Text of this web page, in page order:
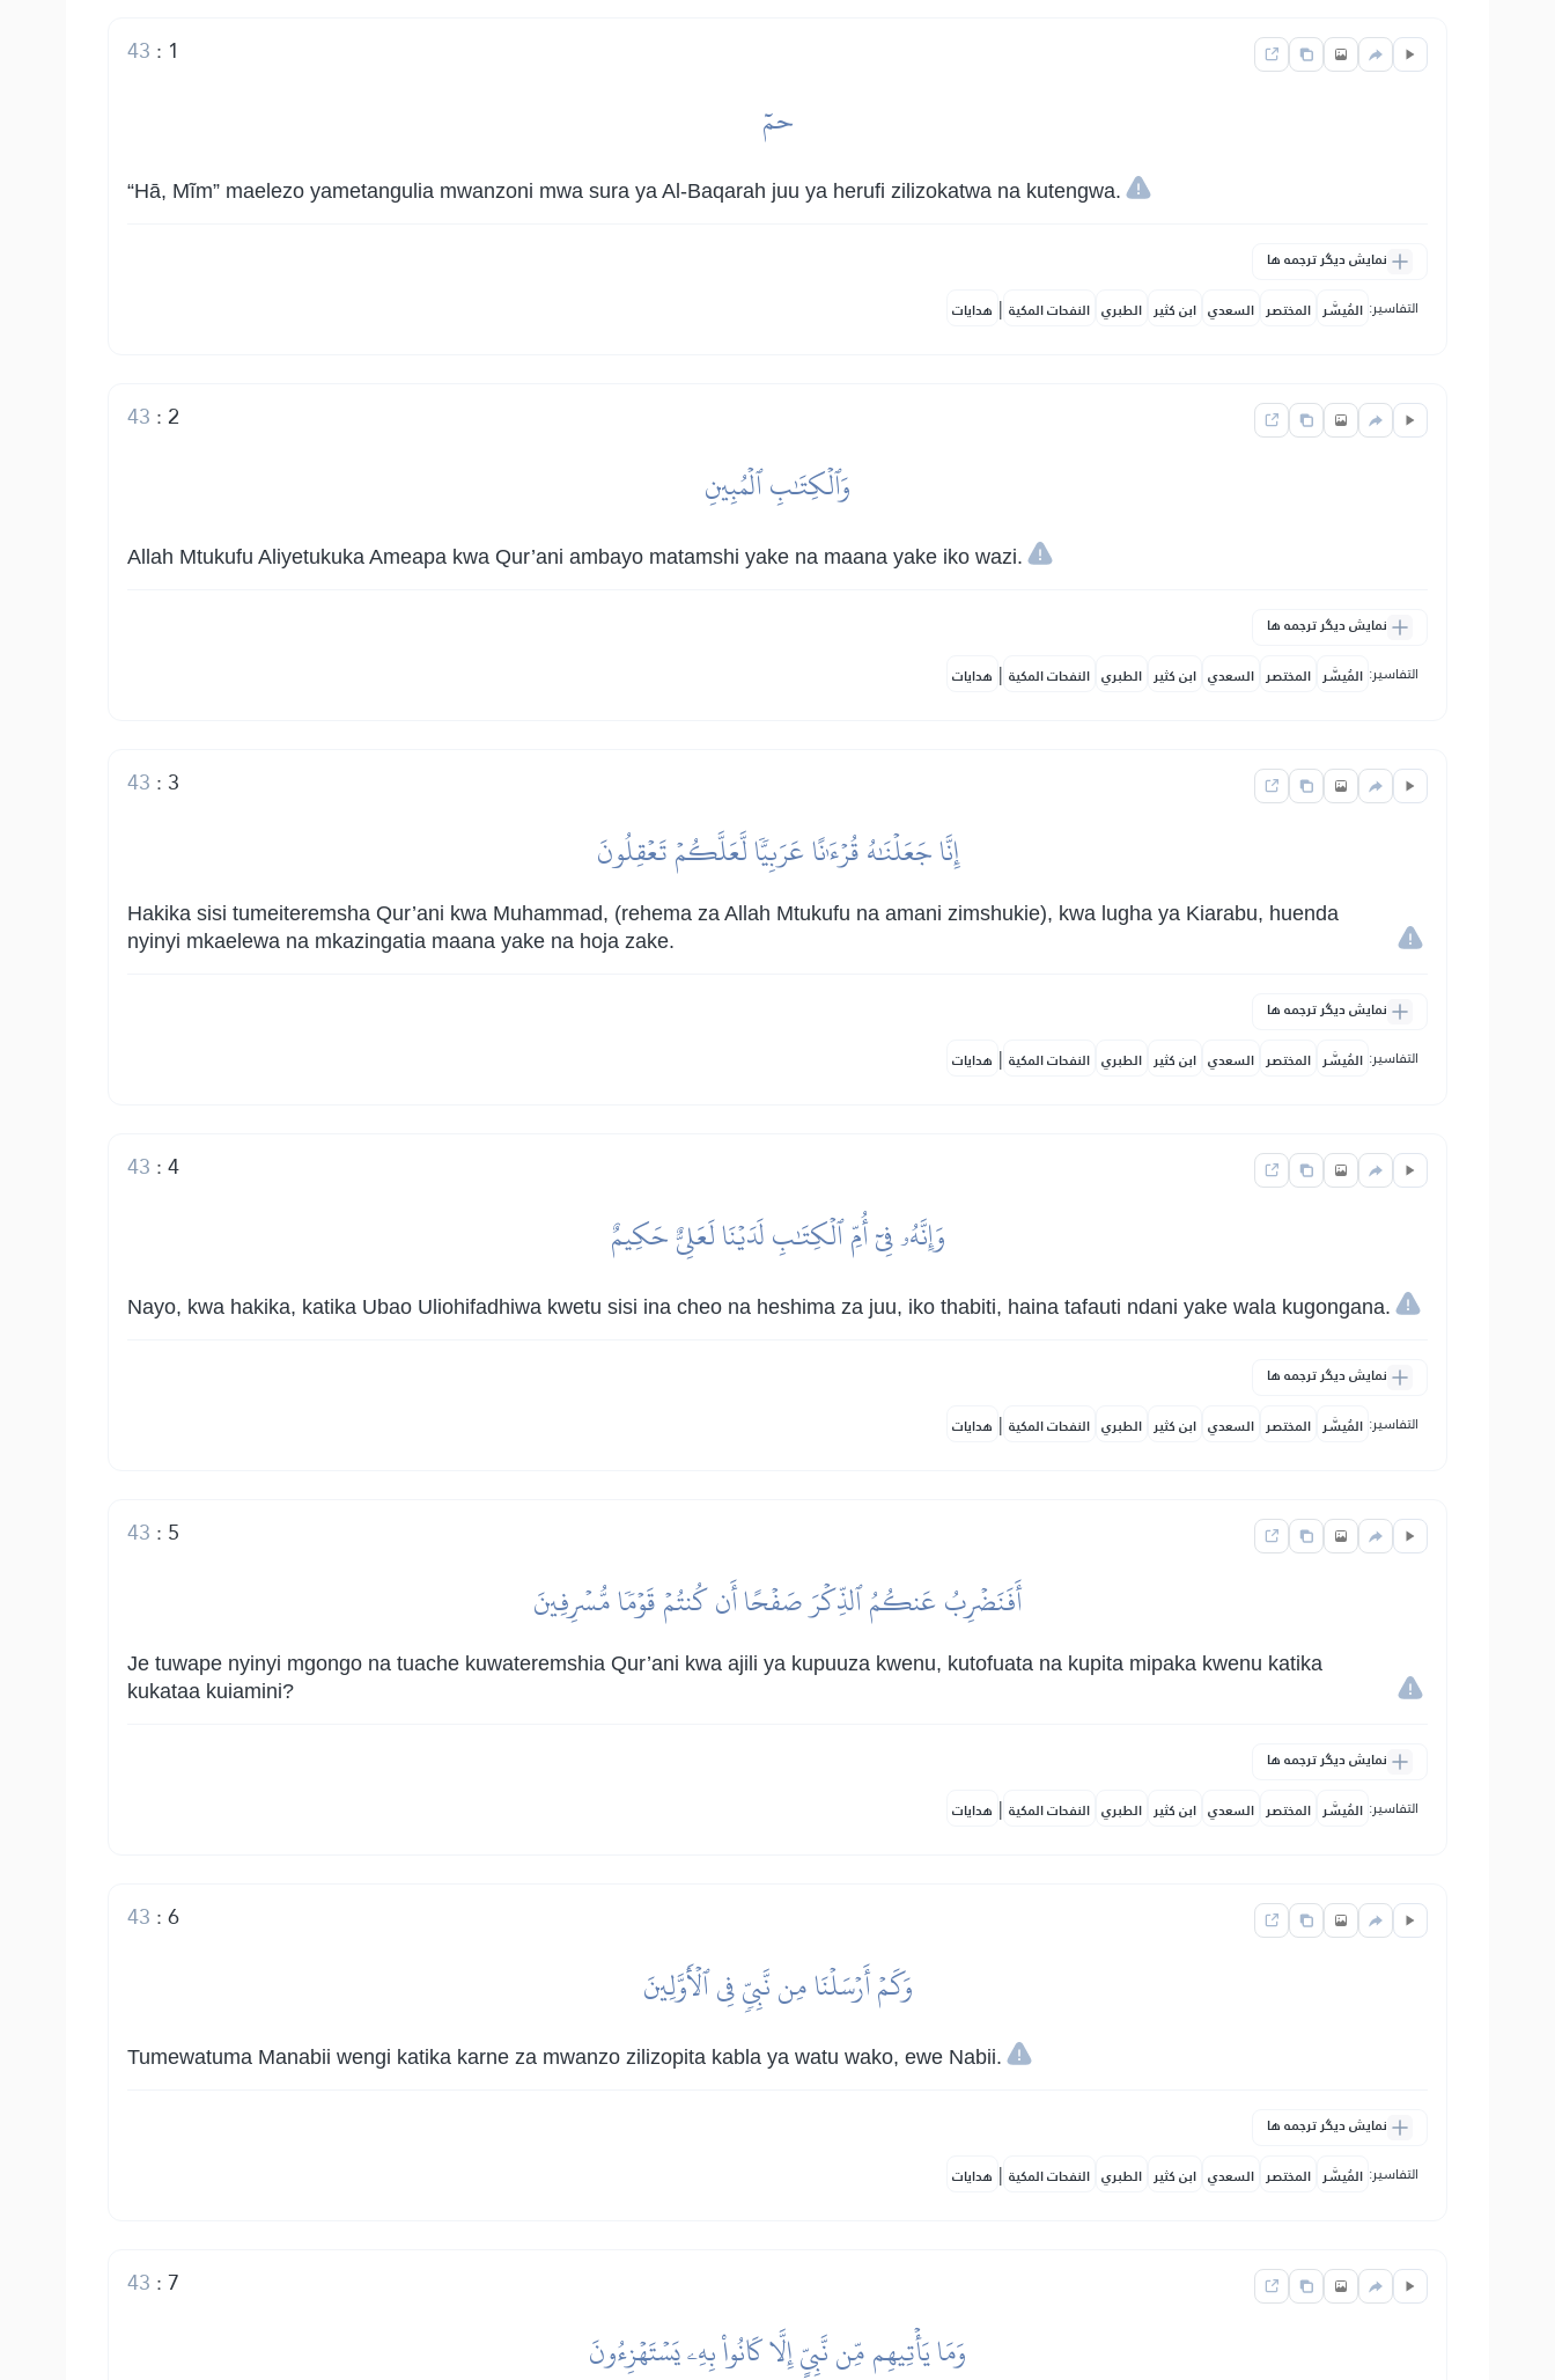
1
:
43
حمٓ
“Hā, Mĩm” maelezo yametangulia mwanzoni mwa sura ya Al-Baqarah juu ya herufi zilizokatwa na kutengwa.
نمایش دیگر ترجمه ها
التفاسير: المُيسَّر المختصر السعدي ابن كثير الطبري النفحات المكية | هدايات
2
:
43
وَٱلۡكِتَٰبِ ٱلۡمُبِينِ
Allah Mtukufu Aliyetukuka Ameapa kwa Qur’ani ambayo matamshi yake na maana yake iko wazi.
نمایش دیگر ترجمه ها
التفاسير: المُيسَّر المختصر السعدي ابن كثير الطبري النفحات المكية | هدايات
3
:
43
إِنَّا جَعَلۡنَٰهُ قُرۡءَٰنًا عَرَبِيّٗا لَّعَلَّكُمۡ تَعۡقِلُونَ
Hakika sisi tumeiteremsha Qur’ani kwa Muhammad, (rehema za Allah Mtukufu na amani zimshukie), kwa lugha ya Kiarabu, huenda
nyinyi mkaelewa na mkazingatia maana yake na hoja zake.
نمایش دیگر ترجمه ها
التفاسير: المُيسَّر المختصر السعدي ابن كثير الطبري النفحات المكية | هدايات
4
:
43
وَإِنَّهُۥ فِيٓ أُمِّ ٱلۡكِتَٰبِ لَدَيۡنَا لَعَلِيٌّ حَكِيمٌ
Nayo, kwa hakika, katika Ubao Uliohifadhiwa kwetu sisi ina cheo na heshima za juu, iko thabiti, haina tafauti ndani yake wala kugongana.
نمایش دیگر ترجمه ها
التفاسير: المُيسَّر المختصر السعدي ابن كثير الطبري النفحات المكية | هدايات
5
:
43
أَفَنَضۡرِبُ عَنكُمُ ٱلذِّكۡرَ صَفۡحًا أَن كُنتُمۡ قَوۡمٗا مُّسۡرِفِينَ
Je tuwape nyinyi mgongo na tuache kuwateremshia Qur’ani kwa ajili ya kupuuza kwenu, kutofuata na kupita mipaka kwenu katika
kukataa kuiamini?
نمایش دیگر ترجمه ها
التفاسير: المُيسَّر المختصر السعدي ابن كثير الطبري النفحات المكية | هدايات
6
:
43
وَكَمۡ أَرۡسَلۡنَا مِن نَّبِيّٖ فِي ٱلۡأَوَّلِينَ
Tumewatuma Manabii wengi katika karne za mwanzo zilizopita kabla ya watu wako, ewe Nabii.
نمایش دیگر ترجمه ها
التفاسير: المُيسَّر المختصر السعدي ابن كثير الطبري النفحات المكية | هدايات
7
:
43
وَمَا يَأۡتِيهِم مِّن نَّبِيٍّ إِلَّا كَانُواْ بِهِۦ يَسۡتَهۡزِءُونَ